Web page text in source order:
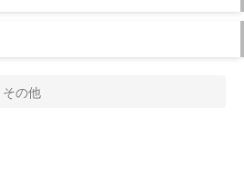
その他